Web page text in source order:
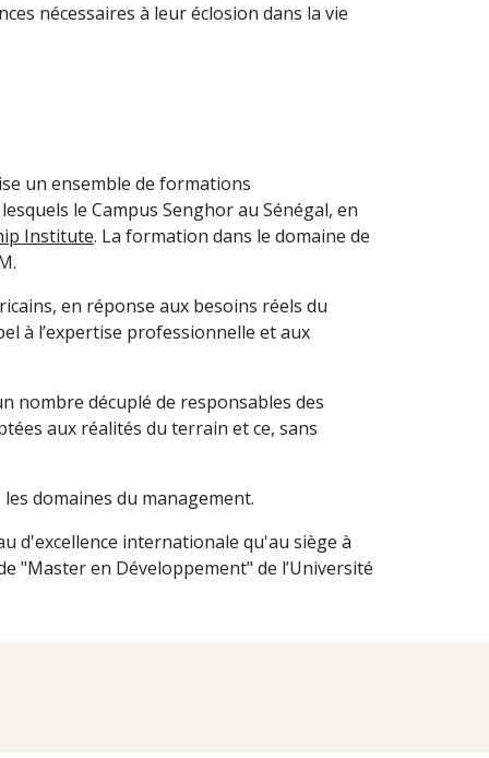
nécessaires à leur éclosion dans la vie
un ensemble de formations
le Campus Senghor au Sénégal, en
Institute. La formation dans le domaine de
en réponse aux besoins réels du
à l’expertise professionnelle et aux
nombre décuplé de responsables des
aux réalités du terrain et ce, sans
domaines du management.
d'excellence internationale qu'au siège à
"Master en Développement" de l’Université